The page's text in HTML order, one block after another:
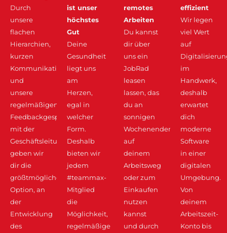
Durch
unsere
flachen
Hierarchien,
kurzen
Kommunikationswege
und
unsere
regelmäßigen
Feedbackgespräche
mit der
Geschäftsleitung
geben wir
dir die
größtmögliche
Option, an
der
Entwicklung
des
ist unser
höchstes
Gut
Deine
Gesundheit
liegt uns
am
Herzen,
egal in
welcher
Form.
Deshalb
bieten wir
jedem
#teammax-
Mitglied
die
Möglichkeit,
regelmäßige
remotes
Arbeiten
Du kannst
dir über
uns ein
JobRad
leasen
lassen, das
du an
sonnigen
Wochenenden,
auf
deinem
Arbeitsweg
oder zum
Einkaufen
nutzen
kannst
und durch
effizient
Wir legen
viel Wert
auf
im
Handwerk,
deshalb
erwartet
dich
moderne
Software
in einer
digitalen
Umgebung.
Von
deinem
Arbeitszeit-
Konto bis